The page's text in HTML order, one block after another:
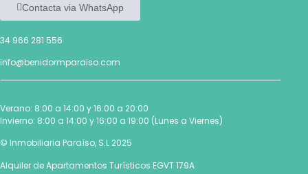
Contacta via WhatsApp
34 966 281 556
info@benidormparaiso.com
Verano: 8:00 a 14:00 y 16:00 a 20:00
Invierno: 8:00 a 14:00 y 16:00 a 19:00 (Lunes a Viernes)
© Inmobiliaria Paraíso, S.L 2025
Alquiler de Apartamentos Turísticos EGVT 179A